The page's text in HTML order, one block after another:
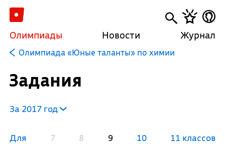
Олимпиады Новости Журнал
Олимпиада «Юные таланты» по химии
Задания
За 2017 год
Для 7 8 9 10 11 классов